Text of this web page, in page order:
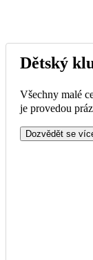
Dětský
Všechny malé
je provedou
Dozvědět se